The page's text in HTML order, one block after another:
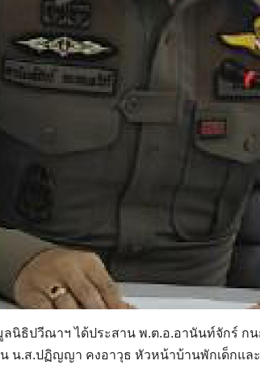
นิธิปวีณาฯ ได้ประสาน พ.ต.อ.อานันท์จักร์ ก
น.ส.ปฏิญญา คงอาวุธ หัวหน้าบ้านพักเด็กแล